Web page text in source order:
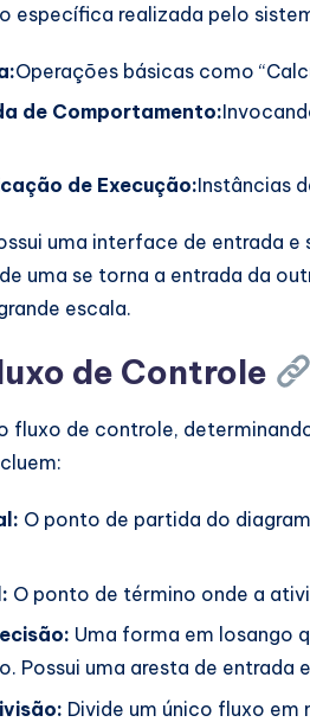
específica realizada pelo
Operações básicas como
de Comportamento:
de Execução:Instâncias
uma interface de entrada
uma se torna a entrada da
escala.
de Controle
fluxo de controle,
O ponto de partida do
O ponto de término onde a
Uma forma em losango
Possui uma aresta de entrada
Divide um único fluxo